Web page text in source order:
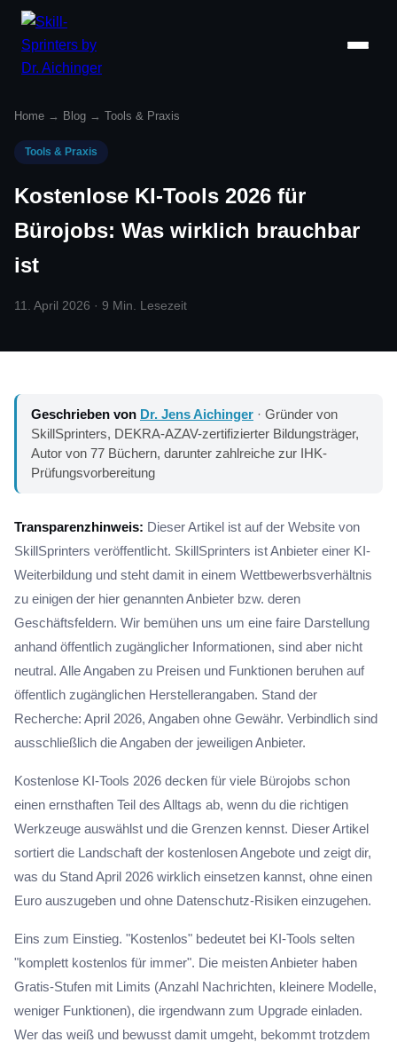
Home → Blog → Tools & Praxis
Tools & Praxis
Kostenlose KI-Tools 2026 für
Bürojobs: Was wirklich brauchbar
ist
11. April 2026 · 9 Min. Lesezeit
Geschrieben von Dr. Jens Aichinger · Gründer von
SkillSprinters, DEKRA-AZAV-zertifizierter Bildungsträger,
Autor von 77 Büchern, darunter zahlreiche zur IHK-
Prüfungsvorbereitung
Transparenzhinweis: Dieser Artikel ist auf der Website von
SkillSprinters veröffentlicht. SkillSprinters ist Anbieter einer KI-
Weiterbildung und steht damit in einem Wettbewerbsverhältnis
zu einigen der hier genannten Anbieter bzw. deren
Geschäftsfeldern. Wir bemühen uns um eine faire Darstellung
anhand öffentlich zugänglicher Informationen, sind aber nicht
neutral. Alle Angaben zu Preisen und Funktionen beruhen auf
öffentlich zugänglichen Herstellerangaben. Stand der
Recherche: April 2026, Angaben ohne Gewähr. Verbindlich sind
ausschließlich die Angaben der jeweiligen Anbieter.
Kostenlose KI-Tools 2026 decken für viele Bürojobs schon
einen ernsthaften Teil des Alltags ab, wenn du die richtigen
Werkzeuge auswählst und die Grenzen kennst. Dieser Artikel
sortiert die Landschaft der kostenlosen Angebote und zeigt dir,
was du Stand April 2026 wirklich einsetzen kannst, ohne einen
Euro auszugeben und ohne Datenschutz-Risiken einzugehen.
Eins zum Einstieg. "Kostenlos" bedeutet bei KI-Tools selten
"komplett kostenlos für immer". Die meisten Anbieter haben
Gratis-Stufen mit Limits (Anzahl Nachrichten, kleinere Modelle,
weniger Funktionen), die irgendwann zum Upgrade einladen.
Wer das weiß und bewusst damit umgeht, bekommt trotzdem